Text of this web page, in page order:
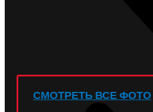
СМОТРЕТЬ ВСЕ ФОТО